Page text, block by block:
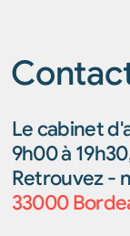
Le cabinet
9h00 à
Retrouvez -
33000